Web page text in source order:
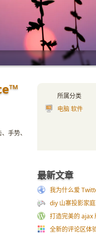
手势、
所属分类
电脑 软件
最新文章
我为什么爱
diy 山寨投影家
打造完美的 ajax
全新的评论区体